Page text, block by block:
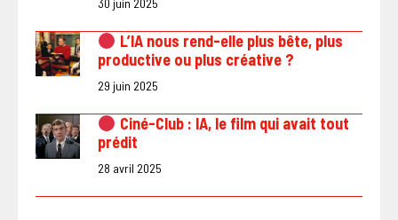
30 juin 2025
L’IA nous rend-elle plus bête, plus
productive ou plus créative ?
29 juin 2025
Ciné-Club : IA, le film qui avait tout
prédit
28 avril 2025